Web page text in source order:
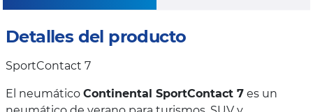
Detalles del producto
SportContact 7
El neumático Continental SportContact 7 es un